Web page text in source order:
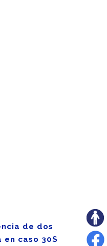
de dos
caso 30S